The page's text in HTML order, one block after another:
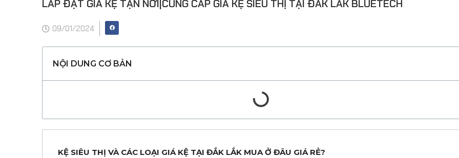
LẮP ĐẶT GIÁ KỆ TẬN NƠI|CUNG CẤP GIÁ KỆ SIÊU THỊ TẠI ĐẮK LẮK BLUETECH
09/01/2024
NỘI DUNG CƠ BẢN
KỆ SIÊU THỊ VÀ CÁC LOẠI GIÁ KỆ TẠI ĐẮK LẮK MUA Ở ĐÂU GIÁ RẺ?